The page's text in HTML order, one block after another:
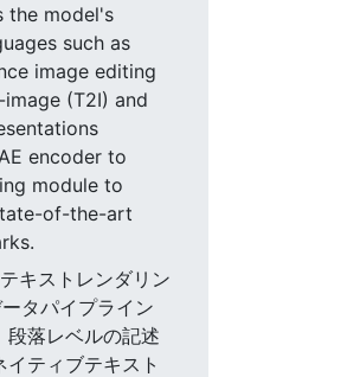
the model's
such as
image editing
(T2I) and
encoder to
module to
of-the-art
キストレンダリン
タパイプライン
段落レベルの記述
ティブテキスト